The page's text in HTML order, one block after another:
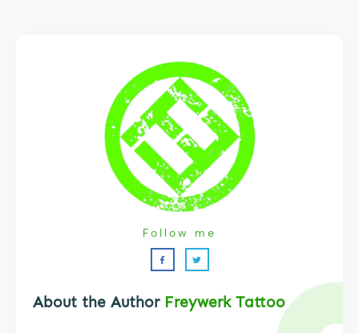
About the Author Freywerk Tattoo
Follow me